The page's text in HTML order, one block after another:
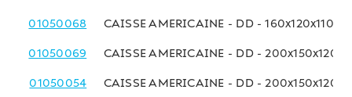
01050068 CAISSE AMERICAINE - DD - 160x120x110
01050069 CAISSE AMERICAINE - DD - 200x150x120
01050054 CAISSE AMERICAINE - DD - 200x150x120